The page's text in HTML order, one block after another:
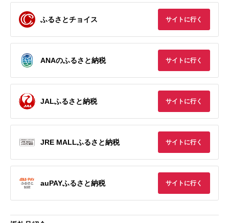
ふるさとチョイス サイトに行く
ANAのふるさと納税 サイトに行く
JALふるさと納税 サイトに行く
JRE MALLふるさと納税 サイトに行く
auPAYふるさと納税 サイトに行く